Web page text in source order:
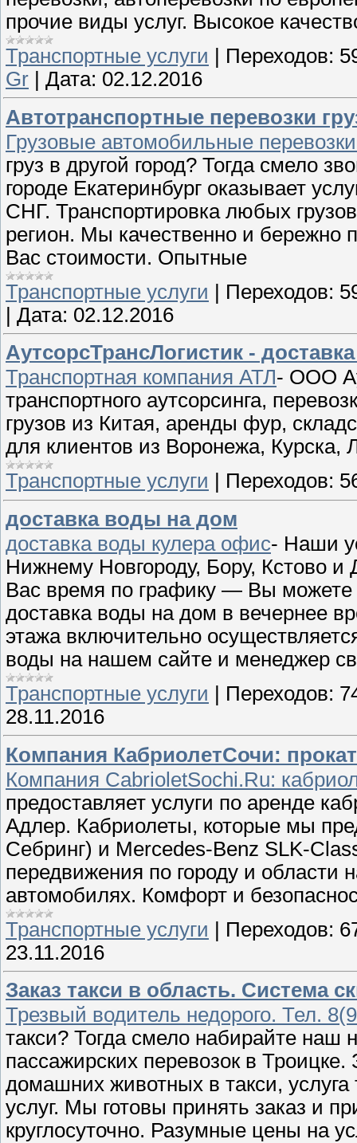
прочие виды услуг. Высокое
Транспортные услуги
Переходов:
Gr
Дата: 02.12.2016
Автотранспортные перевозки
Грузовые автомобильные
груз в другой город? Тогда смело
городе Екатеринбург оказывает
СНГ. Транспортировка любых
регион. Мы качественно и бережно
Вас стоимости. Опытные
Транспортные услуги
Переходов:
Дата: 02.12.2016
АутсорсТрансЛогистик -
Транспортная компания АТЛ- ООО
транспортного аутсорсинга,
грузов из Китая, аренды фур,
для клиентов из Воронежа, Курска,
Транспортные услуги
Переходов:
доставка воды на дом
доставка воды кулера офис- Наши
Нижнему Новгороду, Бору, Кстово и
Вас время по графику — Вы можете
доставка воды на дом в вечернее
этажа включительно
воды на нашем сайте и менеджер
Транспортные услуги
Переходов:
28.11.2016
Компания КабриолетСочи:
Компания CabrioletSochi.Ru:
предоставляет услуги по аренде
Адлер. Кабриолеты, которые мы
Себринг) и Mercedes-Benz SLK-
передвижения по городу и
автомобилях. Комфорт и
Транспортные услуги | Переходов:
23.11.2016
Заказ такси в область. Система
Трезвый водитель недорого. Тел.
такси? Тогда смело набирайте наш
пассажирских перевозок в Троицке.
домашних животных в такси,
услуг. Мы готовы принять заказ и
круглосуточно. Разумные цены на